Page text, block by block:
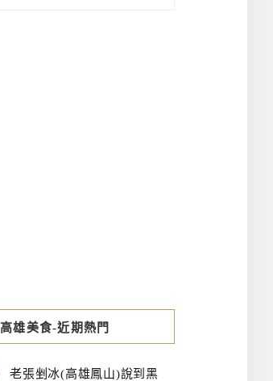
高雄美食-近期熱門
老張剉冰(高雄鳳山)說到黑